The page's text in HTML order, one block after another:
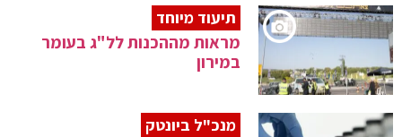
תיעוד מיוחד
מראות מההכנות לל"ג בעומר
במירון
מנכ"ל ביונטק